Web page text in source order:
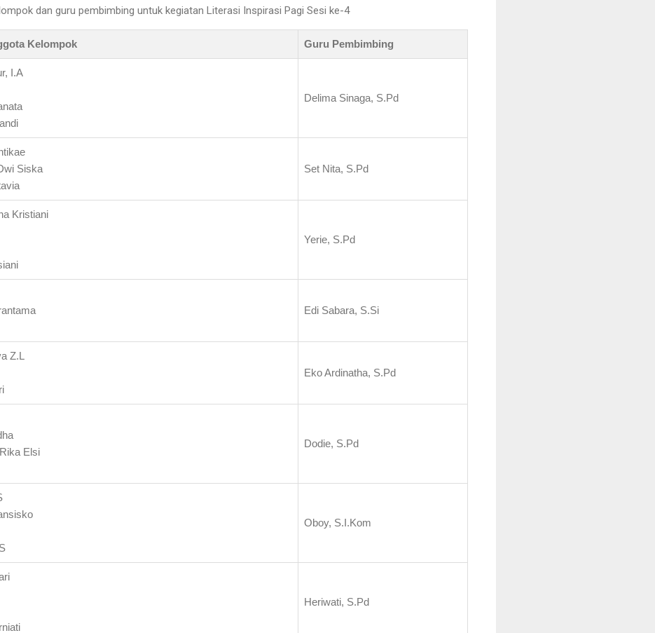
dan guru pembimbing untuk kegiatan Literasi Inspirasi Pagi Sesi ke-4
Kelompok Guru Pembimbing
I.A
Delima Sinaga, S.Pd
Siska
Set Nita, S.Pd
Kristiani
Yerie, S.Pd
Edi Sabara, S.Si
Z.L
Eko Ardinatha, S.Pd
Elsi
Dodie, S.Pd
Oboy, S.I.Kom
Heriwati, S.Pd